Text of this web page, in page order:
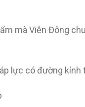
mà Viễn Đông
lực có đường